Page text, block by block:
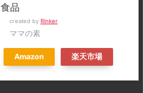
食品
created by Rinker
ママの素
Amazon 楽天市場